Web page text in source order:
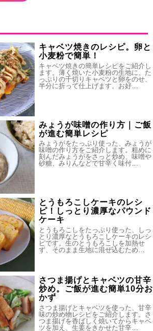
キャベツ焼きのレシピ。卵と
小麦粉で簡単！
キャベツ焼きの簡単レシピをご紹介し
ます。薄く焼いた小麦粉の生地に、た
っぷりの千切りキャベツと卵をのせ、
半分に折って仕上げます。お好…
みょうが味噌の作り方｜ご飯
が進む簡単レシピ
みょうがをたっぷり使った、みょうが
味噌の作り方をご紹介します。粗めに
刻んだみょうがをさっと炒め、味噌や
砂糖、みりんなどで甘辛く味付…
とうもろこしケーキのレシ
ピ！しっとり濃厚なパウンド
ケーキ
とうもろこしをたっぷり使った、しっ
とり濃厚なとうもろこしケーキのレシ
ピです。生のとうもろこしを加熱せ
ず、そのまま生地に混ぜ込むため…
さつま揚げとキャベツの甘辛
炒め。ご飯が進む簡単10分お
かず
さつま揚げとキャベツを使った、甘辛
味の炒め物レシピをご紹介します。さ
つま揚げを香ばしく焼いてからキャベ
ツを加え、生姜をきかせた甘辛…